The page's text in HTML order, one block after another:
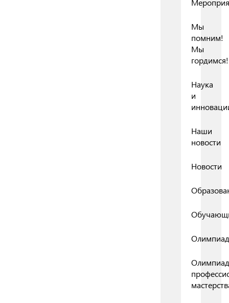
Мы
помним!
Мы
гордимся!
Наука
и
Наши
новости
Новости